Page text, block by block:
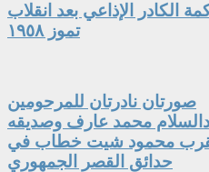
الكادر الإذاعي بعد انقلاب
تموز ١٩٥٨
صورتان نادرتان للمرحومين
محمد عارف وصديقه
محمود شيت خطاب في
حدائق القصر الجمهوري